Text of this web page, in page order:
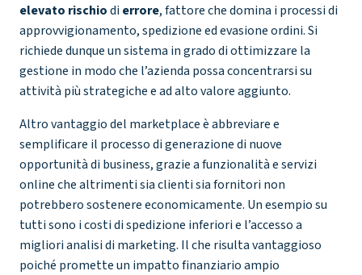
elevato rischiodi errore, fattore che domina i processi di
approvvigionamento, spedizione ed evasione ordini. Si
richiede dunque un sistema in grado di ottimizzare la
gestione in modo che l’azienda possa concentrarsi su
attività più strategiche e ad alto valore aggiunto.
Altro vantaggio del marketplace è abbreviare e
semplificare il processo di generazione di nuove
opportunità di business, grazie a funzionalità e servizi
online che altrimenti sia clienti sia fornitori non
potrebbero sostenere economicamente. Un esempio su
tutti sono i costi di spedizione inferiori e l’accesso a
migliori analisi di marketing. Il che risulta vantaggioso
poiché promette un impatto finanziario ampio